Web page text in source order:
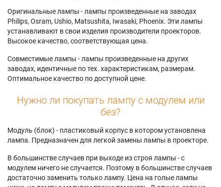
Оригинальные лампы - лампы произведенные на заводах
Philips, Osram, Ushio, Matsushita, Iwasaki, Phoenix. Эти лампы
устанавливают в свои изделия производители проекторов.
Высокое качество, соответствующая цена.
Совместимые лампы - лампы произведенные на других
заводах, идентичные по тех. характеристикам, размерам.
Оптимальное качество по доступной цене.
Нужно ли покупать лампу с модулем или
без?
Модуль (блок) - пластиковый корпус в котором установлена
лампа. Предназначен для легкой замены лампы в проекторе.
В большинстве случаев при выходе из строя лампы - с
модулем ничего не случается. Поэтому в большинстве случаев
достаточно заменить только лампу. Цена на голые лампы